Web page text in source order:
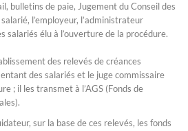
bulletins de paie, Jugement du Conseil des
l’employeur, l’administrateur
salariés élu à l’ouverture de la procédure.
des relevés de créances
des salariés et le juge commissaire
; il les transmet à l’AGS (Fonds de
sur la base de ces relevés, les fonds